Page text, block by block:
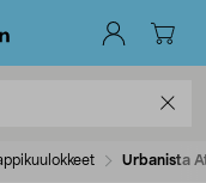
Urbanista